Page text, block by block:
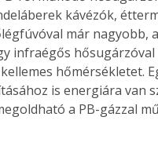
kávézók,
már nagyobb,
infraégős
hőmérsékletet.
is energiára van
a PB-gázzal